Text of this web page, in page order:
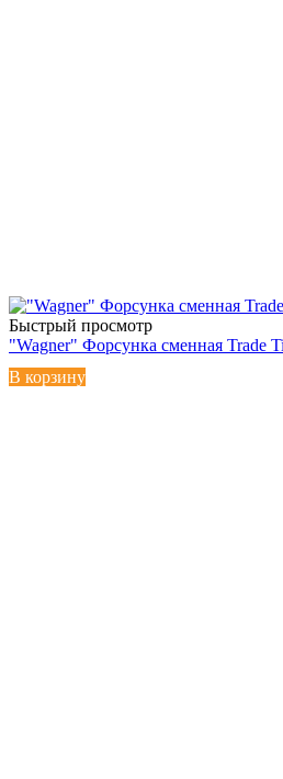
Быстрый просмотр
"Wagner" Форсунка сменная Trade
В корзину